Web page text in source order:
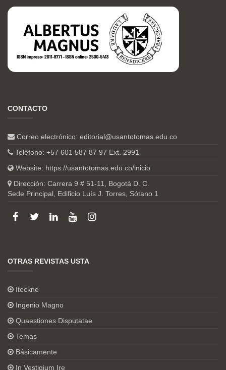
CONTACTO
Correo electrónico: editorial@usantotomas.edu.co
Teléfono: +57 601 587 87 97 Ext. 2991
Website: https://usantotomas.edu.co/inicio
Dirección: Carrera 9 # 51-11, Bogotá D. C.
Sede Principal, Edificio Luís J. Torres, Sótano 1
OTRAS REVISTAS USTA
Iteckne
Ingenio Magno
Quaestiones Disputatae
Temas
Básicamente
In Vestigium Ire